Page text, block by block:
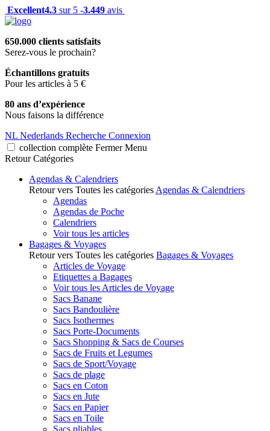
Excellent4.3 sur 5 -3.449 avis
650.000 clients satisfaits
Serez-vous le prochain?
Échantillons gratuits
Pour les articles à 5 €
80 ans d’expérience
Nous faisons la différence
NL Nederlands Recherche Connexion
collection complète Fermer Menu
Retour Catégories
Agendas & Calendriers
Retour vers Toutes les catégories Agendas & Calendriers
Agendas
Agendas de Poche
Calendriers
Voir tous les articles
Bagages & Voyages
Retour vers Toutes les catégories Bagages & Voyages
Articles de Voyage
Etiquettes a Bagages
Voir tous les Articles de Voyage
Sacs Banane
Sacs Bandoulière
Sacs Isothermes
Sacs Porte-Documents
Sacs Shopping & Sacs de Courses
Sacs de Fruits et Legumes
Sacs de Sport/Voyage
Sacs de plage
Sacs en Coton
Sacs en Jute
Sacs en Papier
Sacs en Toile
Sacs pliables